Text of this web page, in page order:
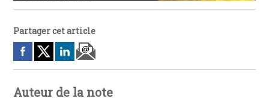
Partager cet article
Auteur de la note